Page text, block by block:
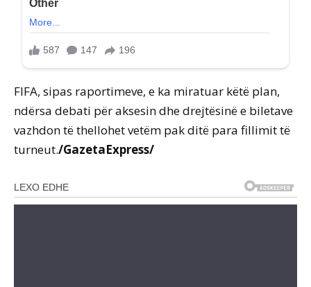
FIFA, sipas raportimeve, e ka miratuar këtë plan,
ndërsa debati për aksesin dhe drejtësinë e biletave
vazhdon të thellohet vetëm pak ditë para fillimit të
turneut./GazetaExpress/